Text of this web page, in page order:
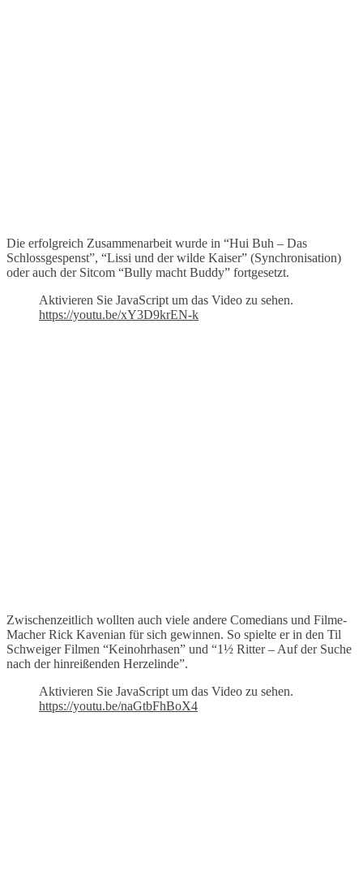
Die erfolgreich Zusammenarbeit wurde in “Hui Buh – Das
Schlossgespenst”, “Lissi und der wilde Kaiser” (Synchronisation)
oder auch der Sitcom “Bully macht Buddy” fortgesetzt.
Aktivieren Sie JavaScript um das Video zu sehen.
https://youtu.be/xY3D9krEN-k
Zwischenzeitlich wollten auch viele andere Comedians und Filme-
Macher Rick Kavenian für sich gewinnen. So spielte er in den Til
Schweiger Filmen “Keinohrhasen” und “1½ Ritter – Auf der Suche
nach der hinreißenden Herzelinde”.
Aktivieren Sie JavaScript um das Video zu sehen.
https://youtu.be/naGtbFhBoX4